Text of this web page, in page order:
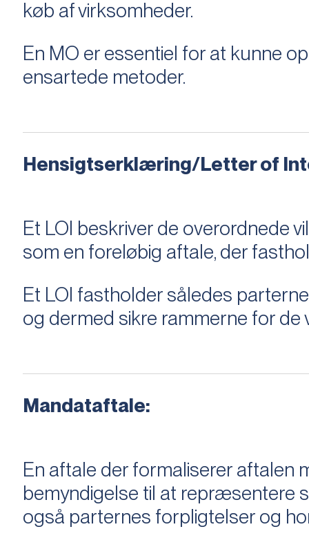
køb af virksomheder.
En MO er essentiel for at kunne
ensartede metoder.
Hensigtserklæring/Letter of
Et LOI beskriver de overordnede
som en foreløbig aftale, der
Et LOI fastholder således
og dermed sikre rammerne for de
Mandataftale:
En aftale der formaliserer
bemyndigelse til at repræsentere
også parternes forpligtelser og